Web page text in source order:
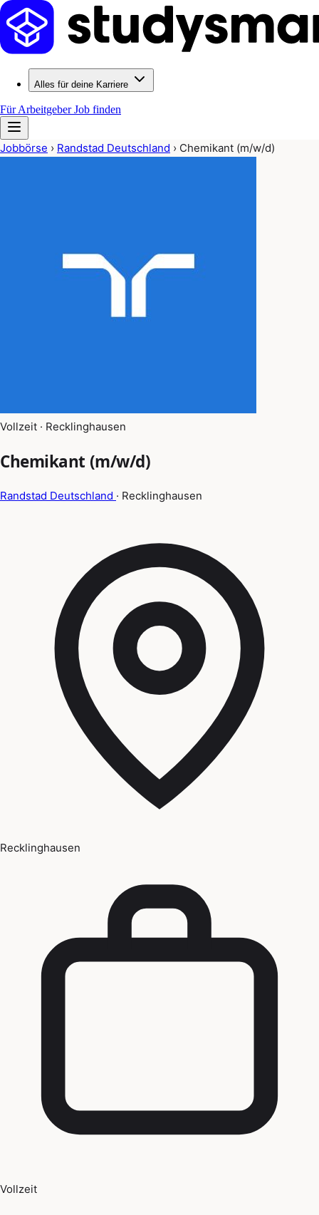
Alles für deine Karriere
Für ArbeitgeberJob finden
Jobbörse › Randstad Deutschland › Chemikant (m/w/d)
Vollzeit · Recklinghausen
Chemikant (m/w/d)
Randstad Deutschland · Recklinghausen
Recklinghausen
Vollzeit